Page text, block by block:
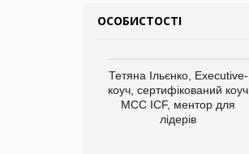
ОСОБИСТОСТІ
Тетяна Ільєнко, Executive-
коуч, сертифікований коуч
МСС ICF, ментор для
лідерів